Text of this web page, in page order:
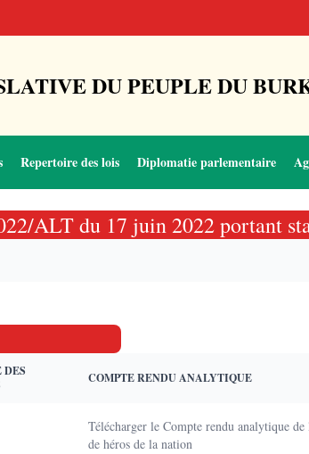
DU PEUPLE DU
Repertoire des lois Diplomatie parlementaire
ALT du 17 juin 2022 portant
DES
COMPTE RENDU ANALYTIQUE
Télécharger le Compte rendu analytique
de héros de la nation